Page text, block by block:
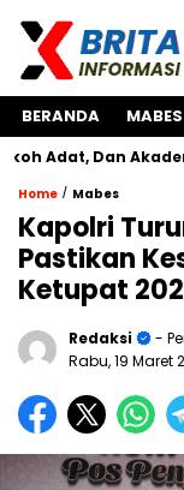
BERANDA MABES
Akademisi
Home / Mabes
Kapolri
Pastikan
Ketupat
Redaksi
-
Rabu, 19 Maret